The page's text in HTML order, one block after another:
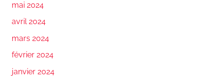
mai 2024
avril 2024
mars 2024
février 2024
janvier 2024